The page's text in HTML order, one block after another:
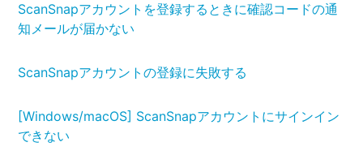
ScanSnapアカウントを登録するときに確認コードの通
知メールが届かない
ScanSnapアカウントの登録に失敗する
[Windows/macOS] ScanSnapアカウントにサインイン
できない